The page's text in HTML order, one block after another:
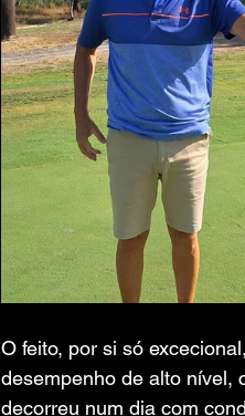
O feito, por si só
desempenho de alto nível,
decorreu num dia com